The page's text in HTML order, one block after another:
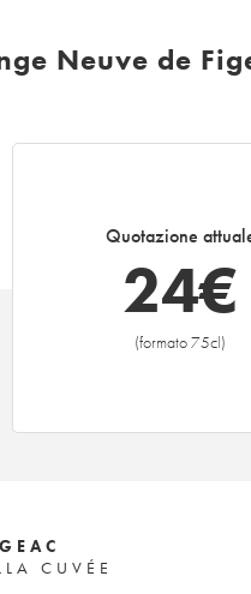
Neuve de
Quotazione
24€
(formato 75cl)
CUVÉE